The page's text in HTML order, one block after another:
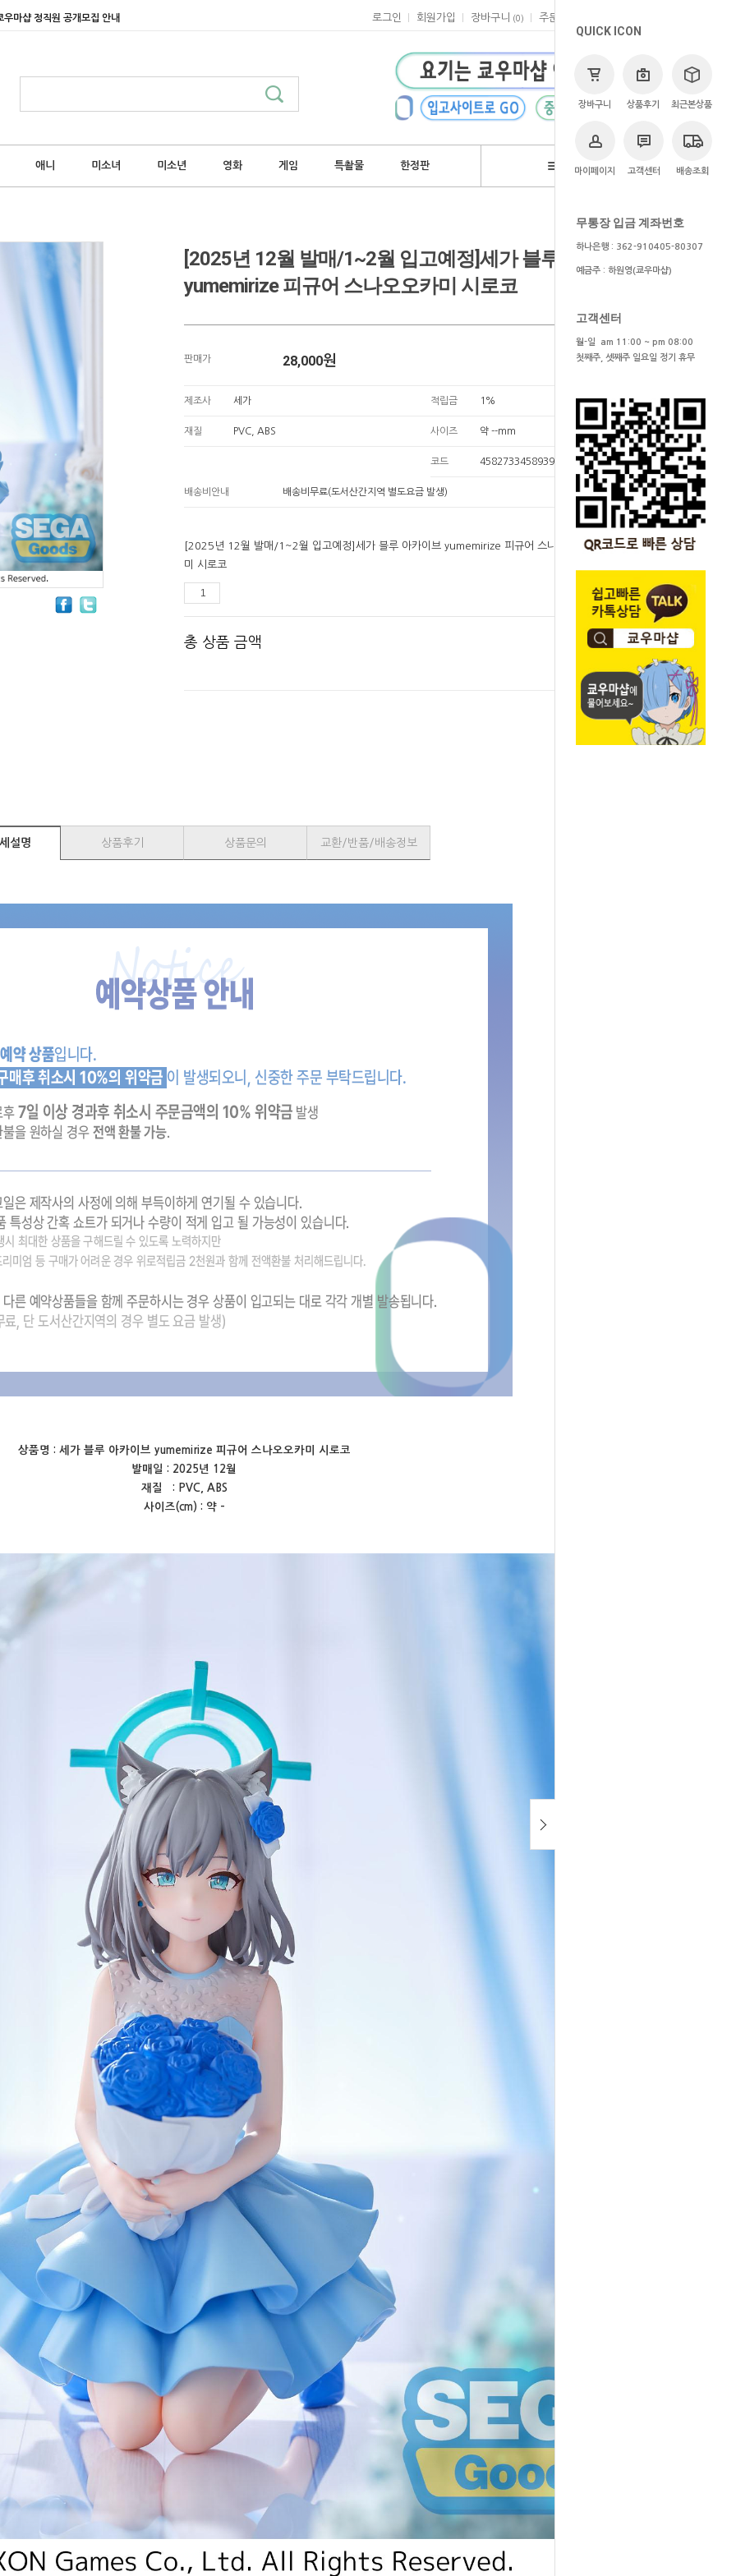
우마샵 정직원 공개모집 안내 로그인 회원가입 장바구니 (0 ) 주문
애니 미소녀 미소년 영화 게임 특촬물 한정판 브랜드
QUICK ICON
장바구니 상품후기 최근본상품
마이페이지 고객센터 배송조회
무통장 입금 계좌번호
하나은행 : 362-910405-80307
예금주 : 하원영(쿄우마샵)
고객센터
월-일 am 11:00 ~ pm 08:00
첫째주, 셋째주 일요일 정기 휴무
> 쿄우마 > 예약상품
[2025년 12월 발매/1~2월 입고예정]세가 블루 아카이브
yumemirize 피규어 스나오오카미 시로코
판매가 28,000원
제조사 세가 적립금 1%
재질 PVC, ABS 사이즈 약 --mm
코드 4582733458939
배송비안내 배송비무료(도서산간지역 별도요금 발생)
[2025년 12월 발매/1~2월 입고예정]세가 블루 아카이브 yumemirize 피규어 스나오오카
미 시로코
28,000원
총 상품 금액 28,000원
SOLD OUT
설명 상품후기 상품문의 교환/반품/배송정보
상품명 : 세가 블루 아카이브 yumemirize 피규어 스나오오카미 시로코
발매일 : 2025년 12월
재질 : PVC, ABS
사이즈(cm) : 약 -